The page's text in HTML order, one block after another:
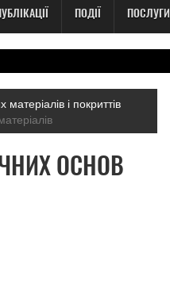
ПОДІЇ ПОСЛУГИ
і покриттів
ОСНОВ